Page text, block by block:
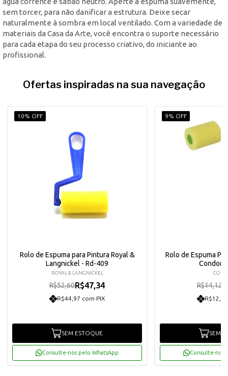
sem torcer, para não danificar a estrutura. Deixe secar
naturalmente à sombra em local ventilado. Com a variedade de
materiais da Casa da Arte, você encontra o suporte necessário
para cada etapa do seu processo criativo, do iniciante ao
profissional.
Ofertas inspiradas na sua navegação
10% OFF
Rolo de Espuma para Pintura Royal &
Langnickel - Rd-409
ROYAL & LANGNICKEL
R$52,60R$47,34
R$44,97 com PIX
SEM ESTOQUE
Consulte-nos pelo WhatsApp
9% OFF
Rolo de Espuma
Condor -
R$14,12
SEM
Consulte-nos